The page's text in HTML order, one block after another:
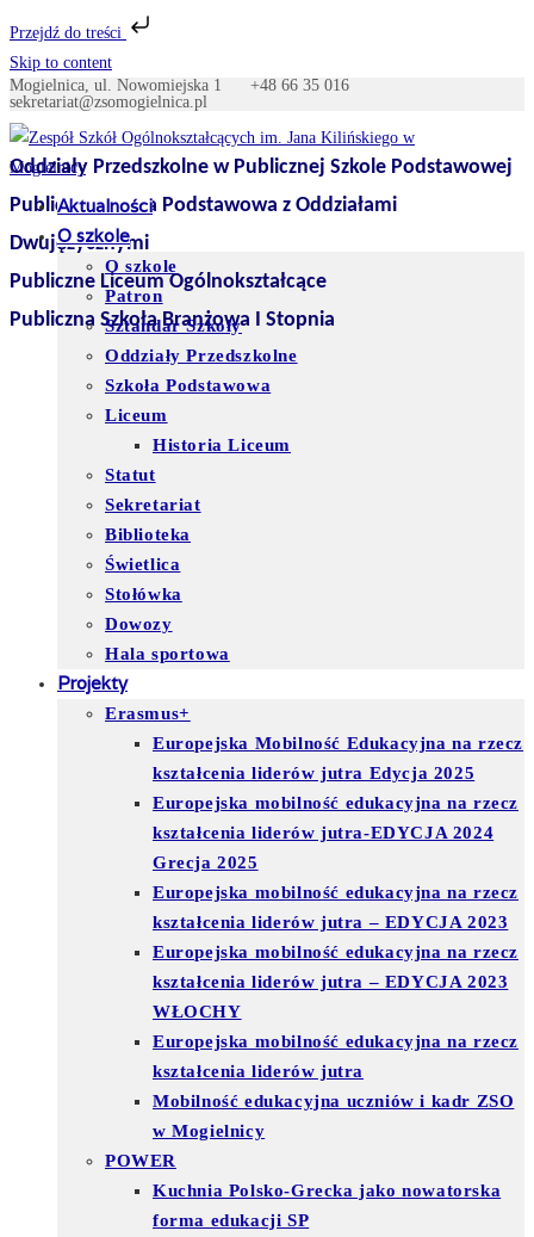
Przejdź do treści
Skip to content
Mogielnica, ul. Nowomiejska 1 +48 66 35 016
sekretariat@zsomogielnica.pl
Oddziały Przedszkolne w Publicznej Szkole Podstawowej
Publiczna Szkoła Podstawowa z Oddziałami
Dwujęzycznymi
Publiczne Liceum Ogólnokształcące
Publiczna Szkoła Branżowa I Stopnia
Aktualności
O szkole
O szkole
Patron
Sztandar Szkoły
Oddziały Przedszkolne
Szkoła Podstawowa
Liceum
Historia Liceum
Statut
Sekretariat
Biblioteka
Świetlica
Stołówka
Dowozy
Hala sportowa
Projekty
Erasmus+
Europejska Mobilność Edukacyjna na rzecz
kształcenia liderów jutra Edycja 2025
Europejska mobilność edukacyjna na rzecz
kształcenia liderów jutra-EDYCJA 2024
Grecja 2025
Europejska mobilność edukacyjna na rzecz
kształcenia liderów jutra – EDYCJA 2023
Europejska mobilność edukacyjna na rzecz
kształcenia liderów jutra – EDYCJA 2023
WŁOCHY
Europejska mobilność edukacyjna na rzecz
kształcenia liderów jutra
Mobilność edukacyjna uczniów i kadr ZSO
w Mogielnicy
POWER
Kuchnia Polsko-Grecka jako nowatorska
forma edukacji SP